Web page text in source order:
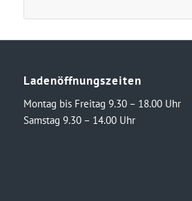
Ladenöffnungszeiten
Montag bis Freitag 9.30 – 18.00 Uhr
Samstag 9.30 – 14.00 Uhr